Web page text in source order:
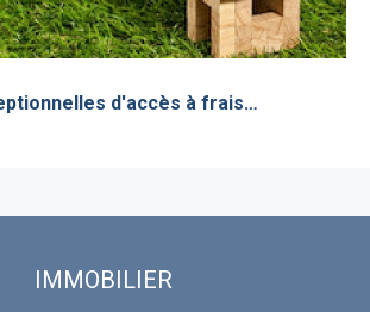
d'accès à frais…
IMMOBILIER